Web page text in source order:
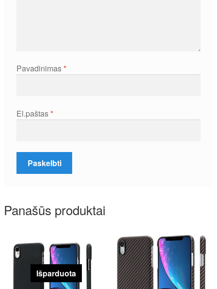
Pavadinimas*
El.paštas*
Panašūs produktai
Išparduota